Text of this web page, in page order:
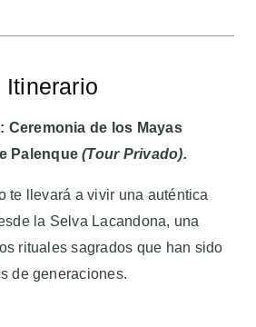
Itinerario
Ceremonia de los Mayas
Palenque(Tour Privado).
te llevará a vivir una auténtica
la Selva Lacandona, una
rituales sagrados que han sido
de generaciones.